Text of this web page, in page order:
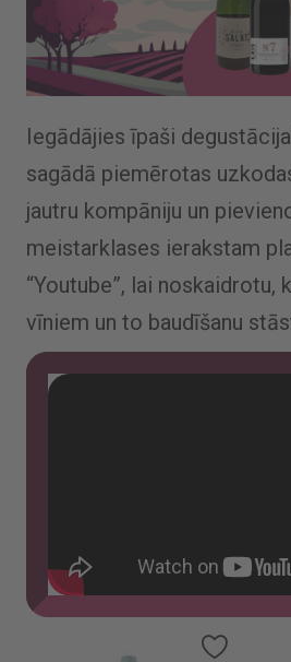
Iegādājies īpaši
sagādā piemērotas
jautru kompāniju un
meistarklases ierakstam
“Youtube”, lai noskaidrotu,
vīniem un to baudīšanu